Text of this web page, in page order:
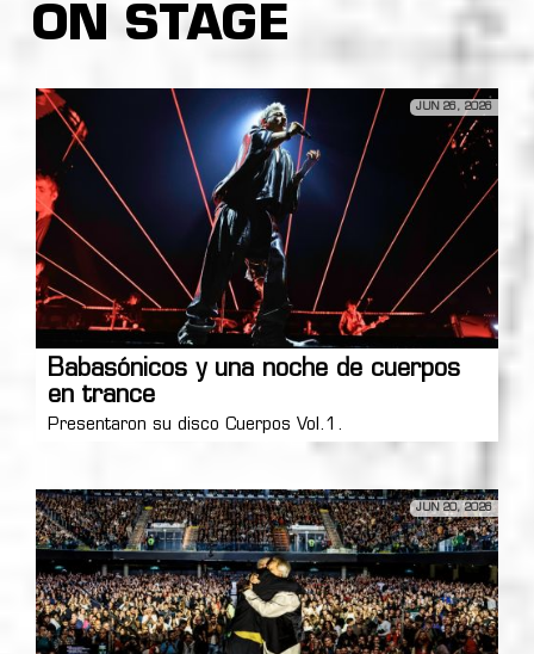
ON STAGE
JUN 26, 2026
Babasónicos y una noche de cuerpos
en trance
Presentaron su disco Cuerpos Vol.1.
JUN 20, 2026